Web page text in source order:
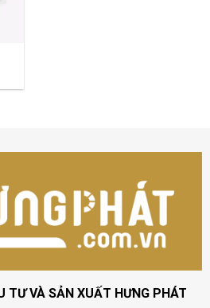
TƯ VÀ SẢN XUẤT HƯNG PHÁT